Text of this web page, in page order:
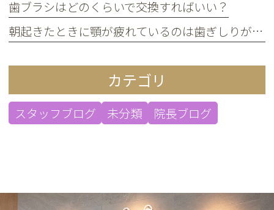
歯ブラシはどのくらいで交換すればいい？
朝起きたときに顎が疲れているのは歯ぎしりが原因？
カテゴリ
スタッフブログ 未分類 院長ブログ